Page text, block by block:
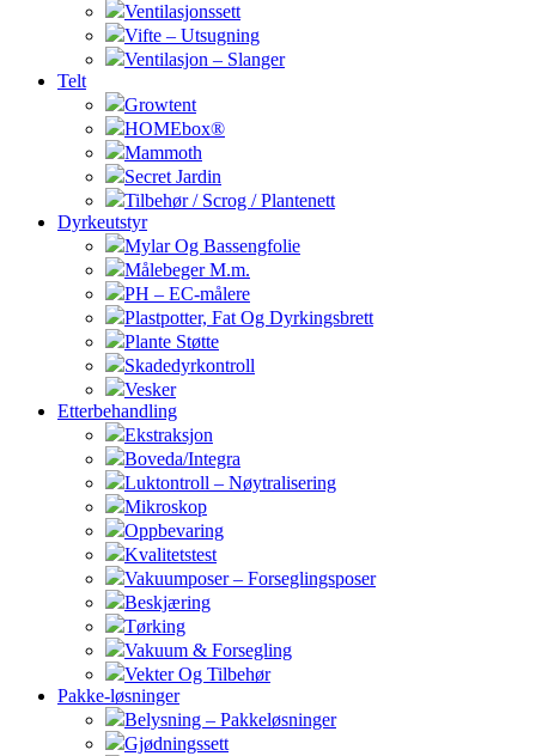
Ventilasjonssett
Vifte – Utsugning
Ventilasjon – Slanger
Telt
Growtent
HOMEbox®
Mammoth
Secret Jardin
Tilbehør / Scrog / Plantenett
Dyrkeutstyr
Mylar Og Bassengfolie
Målebeger M.m.
PH – EC-målere
Plastpotter, Fat Og Dyrkingsbrett
Plante Støtte
Skadedyrkontroll
Vesker
Etterbehandling
Ekstraksjon
Boveda/Integra
Luktontroll – Nøytralisering
Mikroskop
Oppbevaring
Kvalitetstest
Vakuumposer – Forseglingsposer
Beskjæring
Tørking
Vakuum & Forsegling
Vekter Og Tilbehør
Pakke-løsninger
Belysning – Pakkeløsninger
Gjødningssett